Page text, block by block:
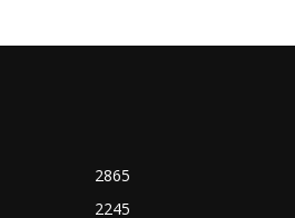
2865
2245